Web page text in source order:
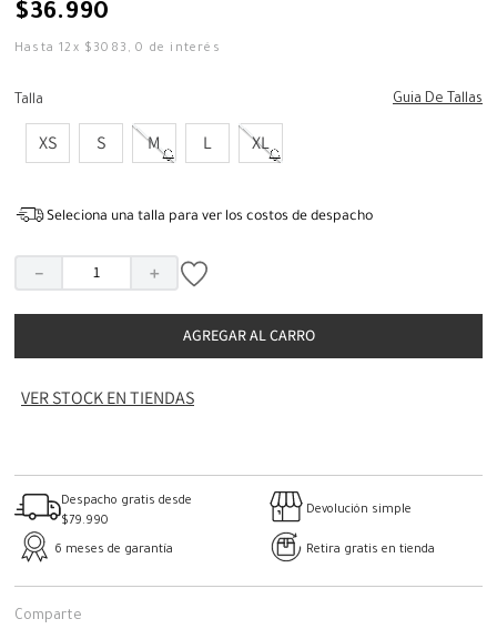
$36.990
Hasta12 x $ 3083 ,0 de interés
Talla Guia De Tallas
XS S M L XL
Seleciona una talla para ver los costos de despacho
＋
－
AGREGAR AL CARRO
VER STOCK EN TIENDAS
Despacho gratis desde
$79.990
Devolución simple
6 meses de garantía Retira gratis en tienda
Comparte